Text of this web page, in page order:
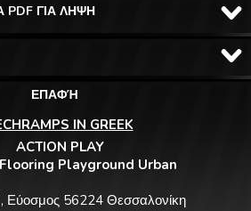
PDF ΓΙΑ ΛΗΨΗ
ΕΠΑΦΉ
IN GREEK
ACTION PLAY
Playground Urban
Εύοσμος 56224 Θεσσαλονίκη